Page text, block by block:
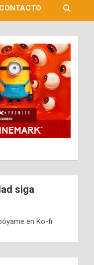
CONTACTO
siga
en Ko-fi